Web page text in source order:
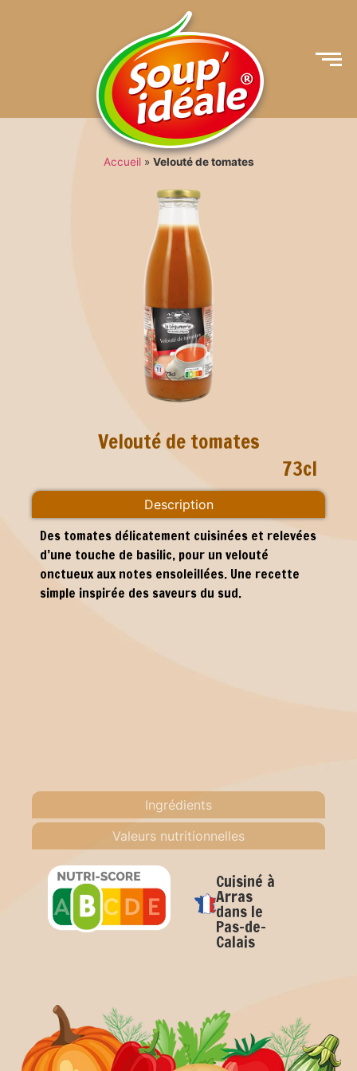
Accueil» Velouté de tomates
Velouté de tomates
73cl
Description
Ingrédients
Valeurs nutritionnelles
Des tomates délicatement cuisinées et relevées
d’une touche de basilic, pour un velouté
onctueux aux notes ensoleillées. Une recette
simple inspirée des saveurs du sud.
Cuisiné à
Arras
dans le
Pas-de-
Calais